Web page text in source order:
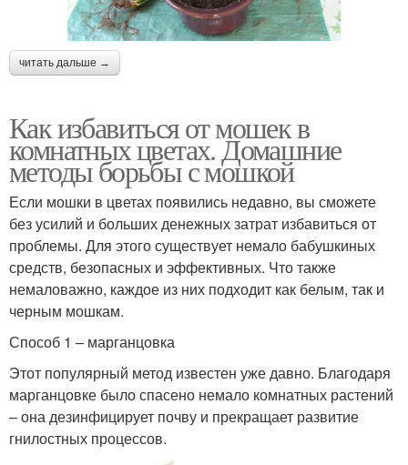
читать дальше →
Как избавиться от мошек в
комнатных цветах. Домашние
методы борьбы с мошкой
Если мошки в цветах появились недавно, вы сможете
без усилий и больших денежных затрат избавиться от
проблемы. Для этого существует немало бабушкиных
средств, безопасных и эффективных. Что также
немаловажно, каждое из них подходит как белым, так и
черным мошкам.
Способ 1 – марганцовка
Этот популярный метод известен уже давно. Благодаря
марганцовке было спасено немало комнатных растений
– она дезинфицирует почву и прекращает развитие
гнилостных процессов.